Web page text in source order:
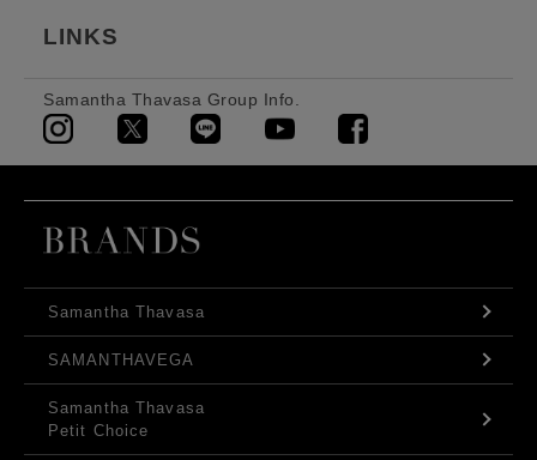
LINKS
Samantha Thavasa Group Info.
Samantha Thavasa
SAMANTHAVEGA
Samantha Thavasa
Petit Choice